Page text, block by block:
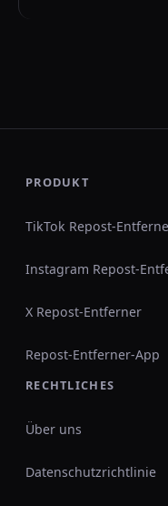
PRODUKT
TikTok Repost-
Instagram Repost-
X Repost-Entferner
Repost-Entferner-App
RECHTLICHES
Über uns
Datenschutzrichtlinie